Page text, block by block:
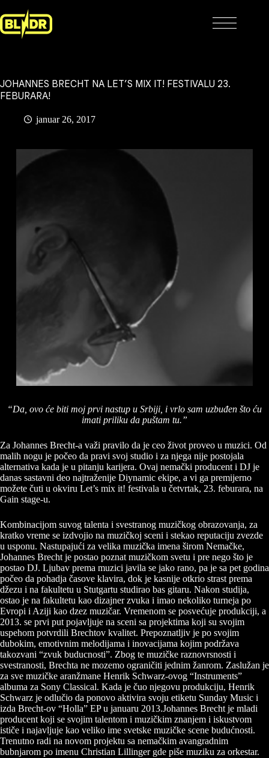
to
content
JOHANNES BRECHT NA LET’S MIX IT! FESTIVALU 23.
FEBURARA!
januar 26, 2017
“Da, ovo će biti moj prvi nastup u Srbiji, i vrlo sam uzbuđen što ću
imati priliku da puštam tu.”
Za Johannes Brecht-a važi pravilo da je ceo život proveo u muzici. Od
malih nogu je počeo da pravi svoj studio i za njega nije postojala
alternativa kada je u pitanju karijera. Ovaj nemački producent i DJ je
danas sastavni deo najtraženije Diynamic ekipe, a vi ga premijerno
možete čuti u okviru Let’s mix it! festivala u četvrtak, 23. feburara, na
Gain stage-u.
Kombinacijom suvog talenta i svestranog muzičkog obrazovanja, za
kratko vreme se izdvojio na muzičkoj sceni i stekao reputaciju zvezde
u usponu. Nastupajući za velika muzička imena širom Nemačke,
Johannes Brecht je postao poznat muzičkom svetu i pre nego što je
postao DJ. Ljubav prema muzici javila se jako rano, pa je sa pet godina
počeo da pohadja časove klavira, dok je kasnije otkrio strast prema
džezu i na fakultetu u Stutgartu studirao bas gitaru. Nakon studija,
ostao je na fakultetu kao dizajner zvuka i imao nekoliko turneja po
Evropi i Aziji kao dzez muzičar. Vremenom se posvećuje produkciji, a
2013. se prvi put pojavljuje na sceni sa projektima koji su svojim
uspehom potvrdili Brechtov kvalitet. Prepoznatljiv je po svojim
dubokim, emotivnim melodijama i inovacijama kojim podržava
takozvani “zvuk buducnosti”. Zbog te muzičke raznovrsnosti i
svestranosti, Brechta ne mozemo ograničiti jednim žanrom. Zaslužan je
za sve muzičke aranžmane Henrik Schwarz-ovog “Instruments”
albuma za Sony Classical. Kada je čuo njegovu produkciju, Henrik
Schwarz je odlučio da ponovo aktivira svoju etiketu Sunday Music i
izda Brecht-ov “Holla” EP u januaru 2013.Johannes Brecht je mladi
producent koji se svojim talentom i muzičkim znanjem i iskustvom
ističe i najavljuje kao veliko ime svetske muzičke scene budućnosti.
Trenutno radi na novom projektu sa nemačkim avangradnim
bubnjarom po imenu Christian Lillinger gde piše muziku za orkestar.